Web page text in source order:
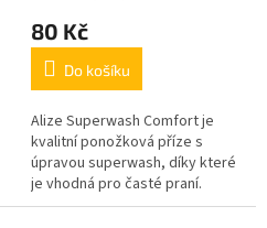
80 Kč
Do košíku
Alize Superwash Comfort je
kvalitní ponožková příze s
úpravou superwash, díky které
je vhodná pro časté praní.
Hotové výrobky jsou příjemné